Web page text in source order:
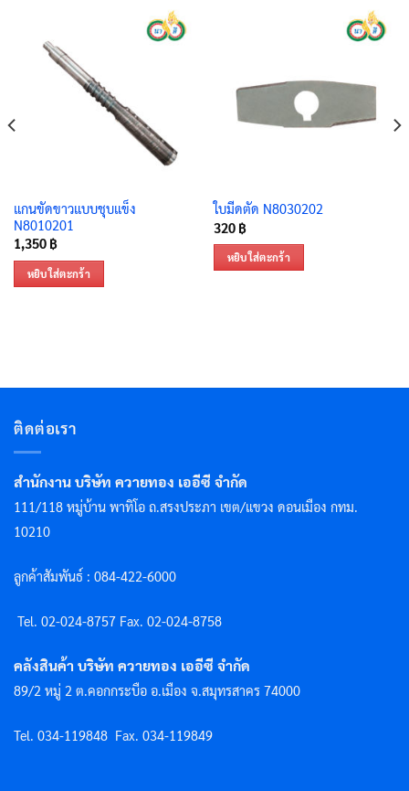
แกนขัดขาวแบบชุบแข็ง
N8010201
1,350 ฿
หยิบใส่ตะกร้า
ใบมีดตัด N8030202
320 ฿
หยิบใส่ตะกร้า
ติดต่อเรา
สำนักงาน บริษัท ควายทอง เออีซี จำกัด
111/118 หมู่บ้าน พาทิโอ ถ.สรงประภา เขต/แขวง ดอนเมือง กทม.
10210
ลูกค้าสัมพันธ์ : 084-422-6000
Tel. 02-024-8757 Fax. 02-024-8758
คลังสินค้า บริษัท ควายทอง เออีซี จำกัด
89/2 หมู่ 2 ต.คอกกระบือ อ.เมือง จ.สมุทรสาคร 74000
Tel. 034-119848 Fax. 034-119849